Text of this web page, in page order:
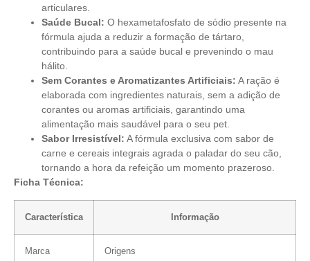
articulares.
Saúde Bucal: O hexametafosfato de sódio presente na
fórmula ajuda a reduzir a formação de tártaro,
contribuindo para a saúde bucal e prevenindo o mau
hálito.
Sem Corantes e Aromatizantes Artificiais: A ração é
elaborada com ingredientes naturais, sem a adição de
corantes ou aromas artificiais, garantindo uma
alimentação mais saudável para o seu pet.
Sabor Irresistível: A fórmula exclusiva com sabor de
carne e cereais integrais agrada o paladar do seu cão,
tornando a hora da refeição um momento prazeroso.
Ficha Técnica:
Característica Informação
Marca Origens